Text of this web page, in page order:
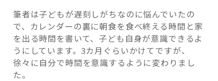
筆者は子どもが遅刻しがちなのに悩んでいたの
で、カレンダーの裏に朝食を食べ終える時間と家
を出る時間を書いて、子ども自身が意識できるよ
うにしています。3カ月ぐらいかけてですが、
徐々に自分で時間を意識するように変わりまし
た。